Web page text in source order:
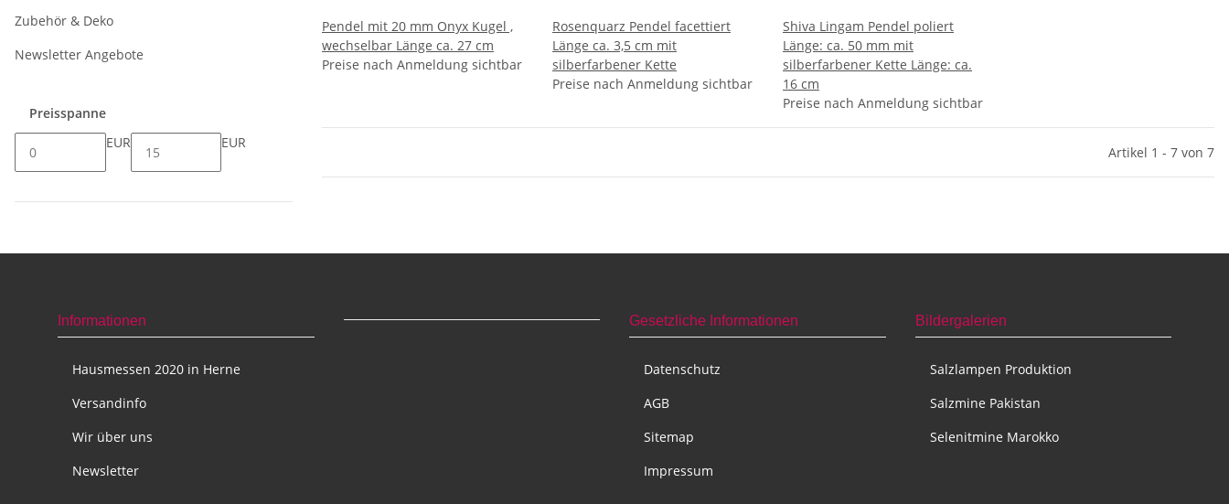
Pendel mit 20 mm Onyx Kugel ,
wechselbar Länge ca. 27 cm
Preise nach Anmeldung sichtbar
Rosenquarz Pendel facettiert
Länge ca. 3,5 cm mit
silberfarbener Kette
Preise nach Anmeldung sichtbar
Shiva Lingam Pendel poliert
Länge: ca. 50 mm mit
silberfarbener Kette Länge: ca.
16 cm
Preise nach Anmeldung sichtbar
Artikel 1 - 7 von 7
Zubehör & Deko
Newsletter Angebote
Preisspanne
EUR
EUR
Informationen
Hausmessen 2020 in Herne
Versandinfo
Wir über uns
Newsletter
Gesetzliche Informationen
Datenschutz
AGB
Sitemap
Impressum
Bildergalerien
Salzlampen Produktion
Salzmine Pakistan
Selenitmine Marokko